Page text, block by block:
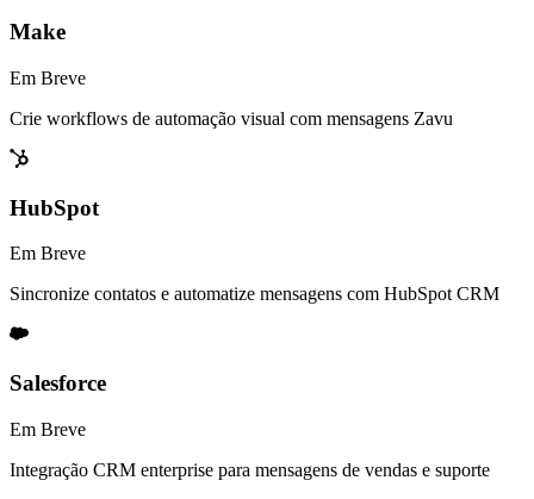
Make
Em Breve
Crie workflows de automação visual com mensagens Zavu
HubSpot
Em Breve
Sincronize contatos e automatize mensagens com HubSpot CRM
Salesforce
Em Breve
Integração CRM enterprise para mensagens de vendas e suporte